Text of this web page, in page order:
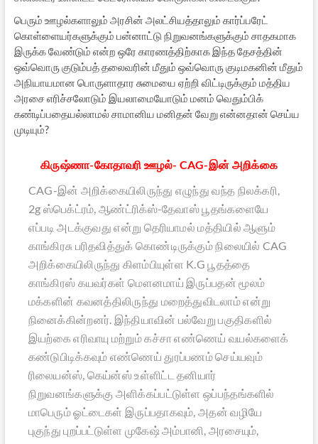
பெரும் ஊழல்களாலும் அரசின் அலட்சியத்தாலும் கார்ப்பரேட்
கொள்ளையர்களுக்கும் பன்னாட்டு நிறுவனங்களுக்கும் சாதகமாக
இருக்க வேண்டும் என்ற ஒரே காரணத்திற்காக இந்த தேசத்தின்
ஒவ்வொரு குடும்பத் தலைவரின் மீதும் ஒவ்வொரு குடிமகனின் மீதும்
அநியாயமான பொருளாதார சுமையை ஏற்றி விட்டிருக்கும் மத்திய
அரசை எரிச்சலோடும் இயலாமையோடும் மனம் வெதும்பிக்
கண்டிப்பதையல்லாமல் சாமானிய மனிதன் வேறு என்னதான் செய்ய
முடியும்?
கிருஷ்ணா-கோதாவரி ஊழல்- CAG-இன் அறிக்கை
CAG-இன் அறிக்கையிலிருந்து எழுந்து வந்த நிலக்கரி,
2g ஸ்பெக்ட்ரம், ஆண்ட்ரிக்ஸ்-தேவாஸ் பூதங்களையே
எப்படி அடக்குவது என்று தெரியாமல் மத்தியில் ஆளும்
காங்கிரசு பரிதவித்துக் கொண்டிருக்கும் நிலையில் CAG
அறிக்கையிலிருந்து கிளம்பியுள்ள K.G பூதத்தை
காங்கிரஸ் கயவர்கள் மௌனமாய் இருப்பதன் மூலம்
மக்களின் கவனத்திலிருந்து மறைத்துவிடலாம் என்று
நினைக்கின்றனர். இந்தியாவின் பல்வேறு பகுதிகளில்
இயற்கை எரிவாயு மற்றும் கச்சா எண்ணெய் வயல்களைக்
கண்டுபிடிக்கவும் எண்ணெய் துரப்பணம் செய்யவும்
ரிலையன்ஸ், கெய்ன்ஸ் உள்ளிட்ட தனியார்
நிறுவனங்களுக்கு அளிக்கப்பட்டுள்ள ஒப்பந்தங்களில்
மாபெரும் ஓட்டைகள் இருப்பதாகவும், அதன் வழியே
புகுந்து புறப்பட்டுள்ள முகேஷ் அம்பானி, அரசையும்,